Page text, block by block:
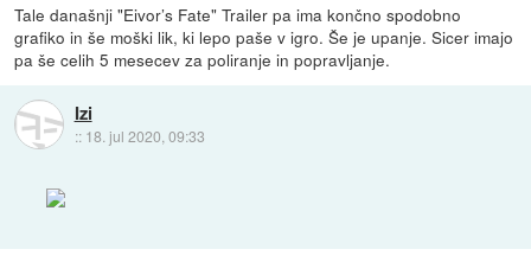
Tale današnji "Eivor’s Fate" Trailer pa ima končno spodobno
grafiko in še moški lik, ki lepo paše v igro. Še je upanje. Sicer imajo
pa še celih 5 mesecev za poliranje in popravljanje.
Izi
:: 18. jul 2020, 09:33